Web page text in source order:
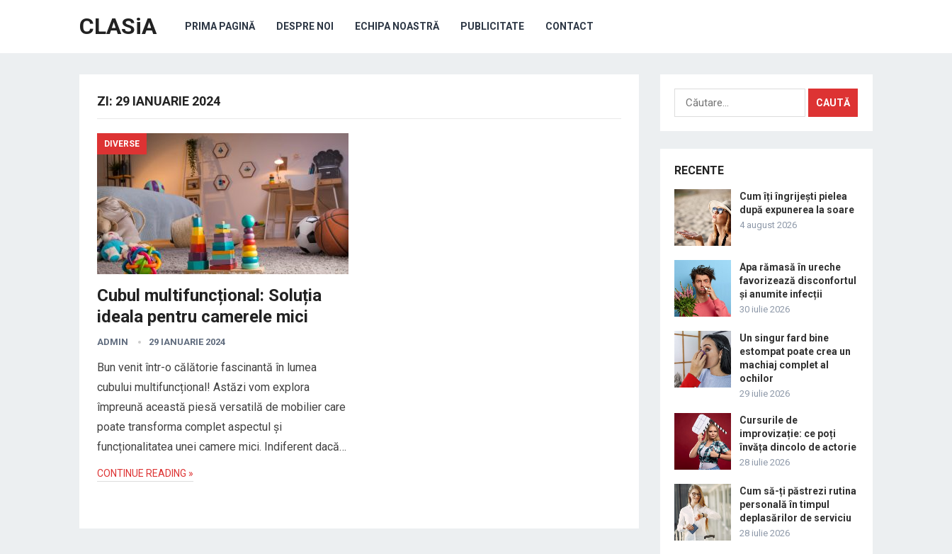
CLASiA PRIMA PAGINĂ DESPRE NOI ECHIPA NOASTRĂ PUBLICITATE CONTACT
ZI: 29 IANUARIE 2024
DIVERSE
Cubul multifuncțional: Soluția
ideala pentru camerele mici
ADMIN 29 IANUARIE 2024
Bun venit într-o călătorie fascinantă în lumea
cubului multifuncțional! Astăzi vom explora
împreună această piesă versatilă de mobilier care
poate transforma complet aspectul și
funcționalitatea unei camere mici. Indiferent dacă…
CONTINUE READING »
Caută
după:
RECENTE
Cum îți îngrijești pielea
după expunerea la soare
4 august 2026
Apa rămasă în ureche
favorizează disconfortul
și anumite infecții
30 iulie 2026
Un singur fard bine
estompat poate crea un
machiaj complet al
ochilor
29 iulie 2026
Cursurile de
improvizație: ce poți
învăța dincolo de actorie
28 iulie 2026
Cum să-ți păstrezi rutina
personală în timpul
deplasărilor de serviciu
28 iulie 2026